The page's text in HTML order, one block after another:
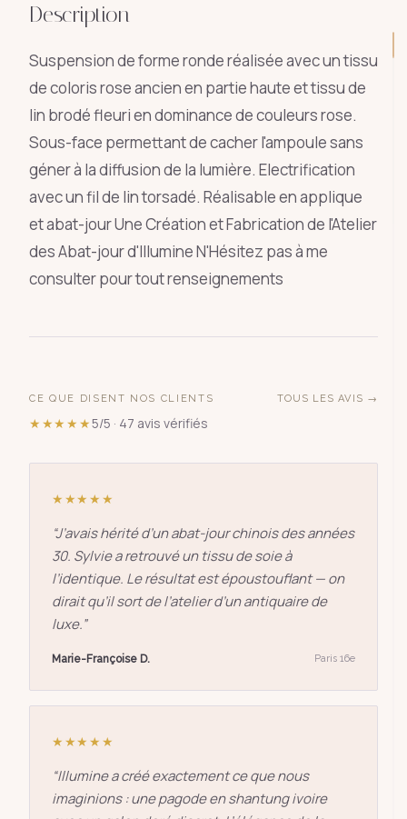
Description
Suspension de forme ronde réalisée avec un tissu
de coloris rose ancien en partie haute et tissu de
lin brodé fleuri en dominance de couleurs rose.
Sous-face permettant de cacher l'ampoule sans
géner à la diffusion de la lumière. Electrification
avec un fil de lin torsadé. Réalisable en applique
et abat-jour Une Création et Fabrication de l'Atelier
des Abat-jour d'Illumine N'Hésitez pas à me
consulter pour tout renseignements
CE QUE DISENT NOS CLIENTS
★★★★★5/5 · 47 avis vérifiés
TOUS LES AVIS →
★★★★★
“J’avais hérité d’un abat-jour chinois des années
30. Sylvie a retrouvé un tissu de soie à
l’identique. Le résultat est époustouflant — on
dirait qu’il sort de l’atelier d’un antiquaire de
luxe.”
Marie-Françoise D. Paris 16e
★★★★★
“Illumine a créé exactement ce que nous
imaginions : une pagode en shantung ivoire